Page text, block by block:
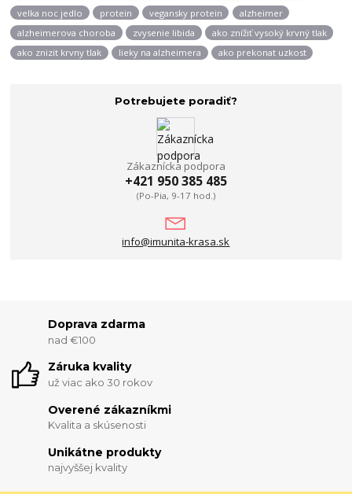
velka noc jedlo
protein vegansky protein
alzheimer
alzheimerova choroba
zvysenie libida
ako znížiť vysoký krvný tlak
ako znizit krvny tlak
lieky na alzheimera ako prekonat uzkost
Potrebujete poradiť?
Zákaznícka podpora
+421 950 385 485
(Po-Pia, 9-17 hod.)
info@imunita-krasa.sk
Doprava zdarma
nad €100
Záruka kvality
už viac ako 30 rokov
Overené zákazníkmi
Kvalita a skúsenosti
Unikátne produkty
najvyššej kvality